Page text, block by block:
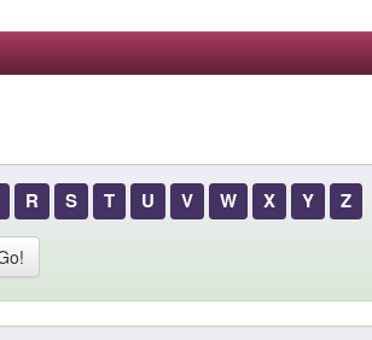
R S T U V W X Y Z